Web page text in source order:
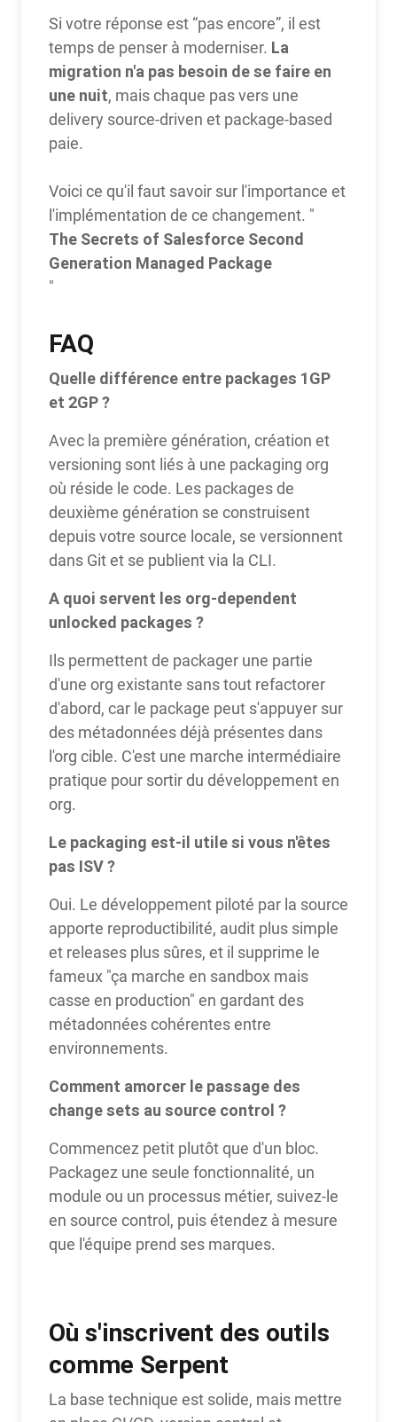
Si votre réponse est “pas encore”, il est
temps de penser à moderniser. La
migration n'a pas besoin de se faire en
une nuit, mais chaque pas vers une
delivery source-driven et package-based
paie.
Voici ce qu'il faut savoir sur l'importance et
l'implémentation de ce changement. "
The Secrets of Salesforce Second
Generation Managed Package
"
FAQ
Quelle différence entre packages 1GP
et 2GP ?
Avec la première génération, création et
versioning sont liés à une packaging org
où réside le code. Les packages de
deuxième génération se construisent
depuis votre source locale, se versionnent
dans Git et se publient via la CLI.
A quoi servent les org-dependent
unlocked packages ?
Ils permettent de packager une partie
d'une org existante sans tout refactorer
d'abord, car le package peut s'appuyer sur
des métadonnées déjà présentes dans
l'org cible. C'est une marche intermédiaire
pratique pour sortir du développement en
org.
Le packaging est-il utile si vous n'êtes
pas ISV ?
Oui. Le développement piloté par la source
apporte reproductibilité, audit plus simple
et releases plus sûres, et il supprime le
fameux "ça marche en sandbox mais
casse en production" en gardant des
métadonnées cohérentes entre
environnements.
Comment amorcer le passage des
change sets au source control ?
Commencez petit plutôt que d'un bloc.
Packagez une seule fonctionnalité, un
module ou un processus métier, suivez-le
en source control, puis étendez à mesure
que l'équipe prend ses marques.
Où s'inscrivent des outils
comme Serpent
La base technique est solide, mais mettre